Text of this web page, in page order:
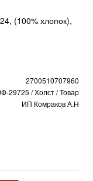
(100% хлопок),
2700510707960
29725 / Холст / Товар
ИП Комраков А.Н